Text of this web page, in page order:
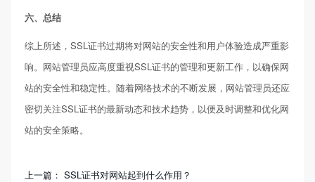
六、总结
综上所述，SSL证书过期将对网站的安全性和用户体验造成严重影
响。网站管理员应高度重视SSL证书的管理和更新工作，以确保网
站的安全性和稳定性。随着网络技术的不断发展，网站管理员还应
密切关注SSL证书的最新动态和技术趋势，以便及时调整和优化网
站的安全策略。
上一篇：SSL证书对网站起到什么作用？